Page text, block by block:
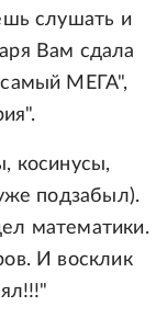
слушать и
Вам сдала
МЕГА",
косинусы,
подзабыл).
математики.
И восклик